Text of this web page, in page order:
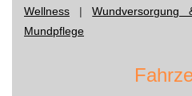
Wellness |
Mundpflege